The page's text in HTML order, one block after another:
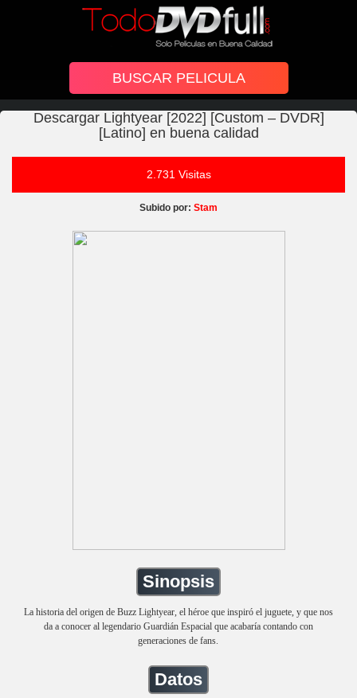
Descargar Lightyear [2022] [Custom – DVDR]
[Latino] en buena calidad
2.731 Visitas
Subido por: Stam
Sinopsis
La historia del origen de Buzz Lightyear, el héroe que inspiró el juguete, y que nos
da a conocer al legendario Guardián Espacial que acabaría contando con
generaciones de fans.
Datos